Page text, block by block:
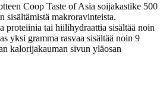
Coop Taste of Asia soijakastike 500
sisältämistä makroravinteista.
proteiinia tai hiilihydraattia sisältää noin
yksi gramma rasvaa sisältää noin 9
kalorijakauman sivun yläosan